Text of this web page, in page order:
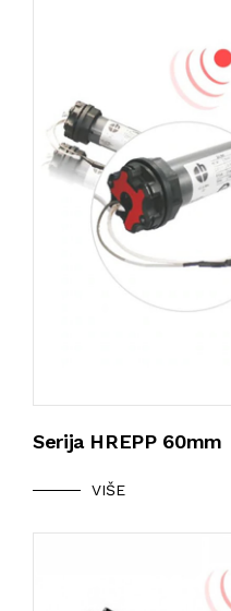
Serija HREPP 60mm
VIŠE